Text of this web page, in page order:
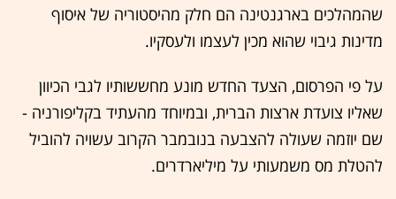
שהמהלכים בארגנטינה הם חלק מהיסטוריה של איסוף
מדינות גיבוי שהוא מכין לעצמו ולעסקיו.
על פי הפרסום, הצעד החדש מונע מחששותיו לגבי הכיוון
שאליו צועדת ארצות הברית, ובמיוחד מהעתיד בקליפורניה -
שם יוזמה שעולה להצבעה בנובמבר הקרוב עשויה להוביל
להטלת מס משמעותי על מיליארדרים.